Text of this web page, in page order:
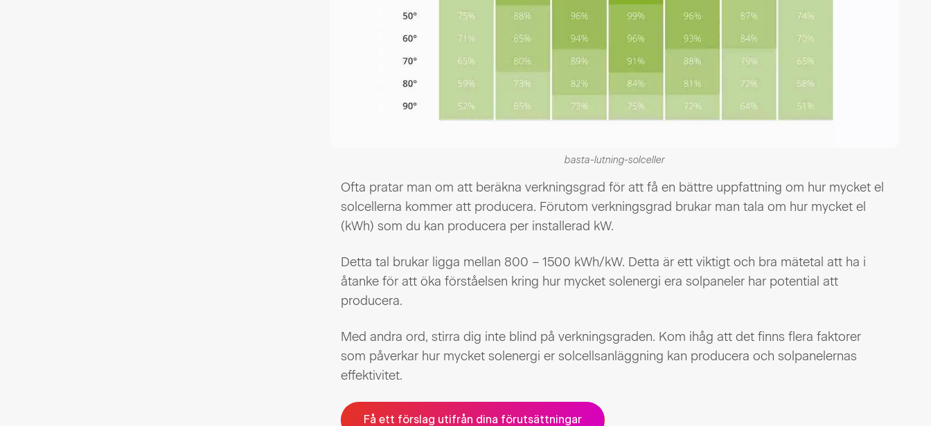
basta-lutning-solceller
Ofta pratar man om att beräkna verkningsgrad för att få en bättre uppfattning om hur mycket el
solcellerna kommer att producera. Förutom verkningsgrad brukar man tala om hur mycket el
(kWh) som du kan producera per installerad kW.
Detta tal brukar ligga mellan 800 – 1500 kWh/kW. Detta är ett viktigt och bra mätetal att ha i
åtanke för att öka förståelsen kring hur mycket solenergi era solpaneler har potential att
producera.
Med andra ord, stirra dig inte blind på verkningsgraden. Kom ihåg att det finns flera faktorer
som påverkar hur mycket solenergi er solcellsanläggning kan producera och solpanelernas
effektivitet.
Få ett förslag utifrån dina förutsättningar